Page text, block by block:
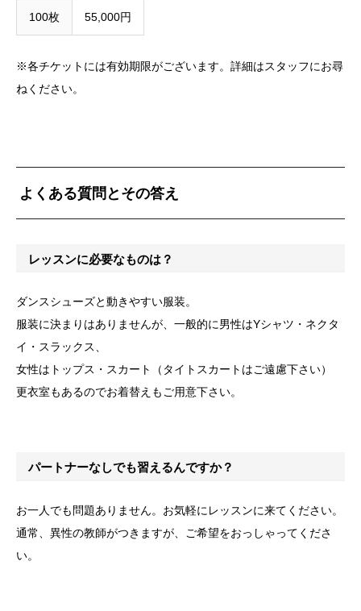
100枚 55,000円
※各チケットには有効期限がございます。詳細はスタッフにお尋
ねください。
よくある質問とその答え
レッスンに必要なものは？
ダンスシューズと動きやすい服装。
服装に決まりはありませんが、一般的に男性はYシャツ・ネクタ
イ・スラックス、
女性はトップス・スカート（タイトスカートはご遠慮下さい）
更衣室もあるのでお着替えもご用意下さい。
パートナーなしでも習えるんですか？
お一人でも問題ありません。お気軽にレッスンに来てください。
通常、異性の教師がつきますが、ご希望をおっしゃってくださ
い。